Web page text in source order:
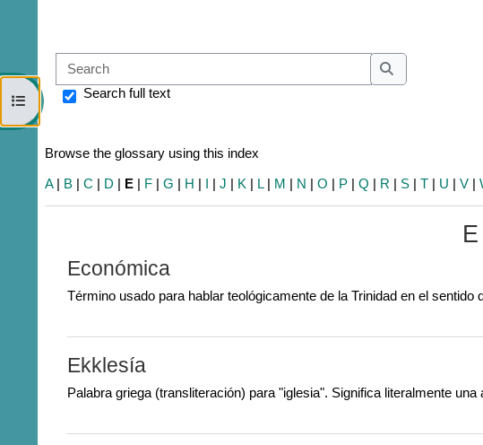
Open course index
Search
Search
Search full text
Browse the glossary using this index
A| B |C | D | E | F |G | H | I |J | K | L| M | N |O | P |Q | R | S |T | U |V |
E
Económica
Término usado para hablar teológicamente de la Trinidad en el sentido
Ekklesía
Palabra griega (transliteración) para "iglesia". Significa literalmente